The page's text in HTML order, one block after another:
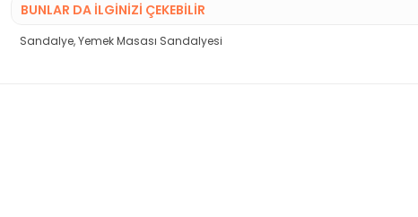
BUNLAR DA İLGINIZI ÇEKEBILIR
Sandalye,Yemek Masası Sandalyesi